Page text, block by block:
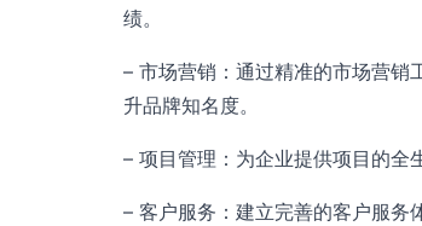
绩。
– 市场营销：通过精准的市场营销
升品牌知名度。
– 项目管理：为企业提供项目的全
– 客户服务：建立完善的客户服务